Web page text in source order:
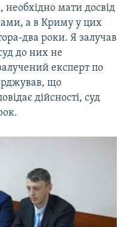
необхідно мати досвід
а в Криму у цих
два роки. Я залучав
до них не
експерт по
що
дійсності, суд